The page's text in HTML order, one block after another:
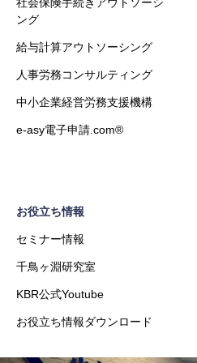
ング
給与計算アウトソーシング
人事労務コンサルティング
中小企業経営労務支援機構
e-asy電子申請.com®
お役立ち情報
セミナー情報
千鳥ヶ淵研究室
KBR公式Youtube
お役立ち情報ダウンロード